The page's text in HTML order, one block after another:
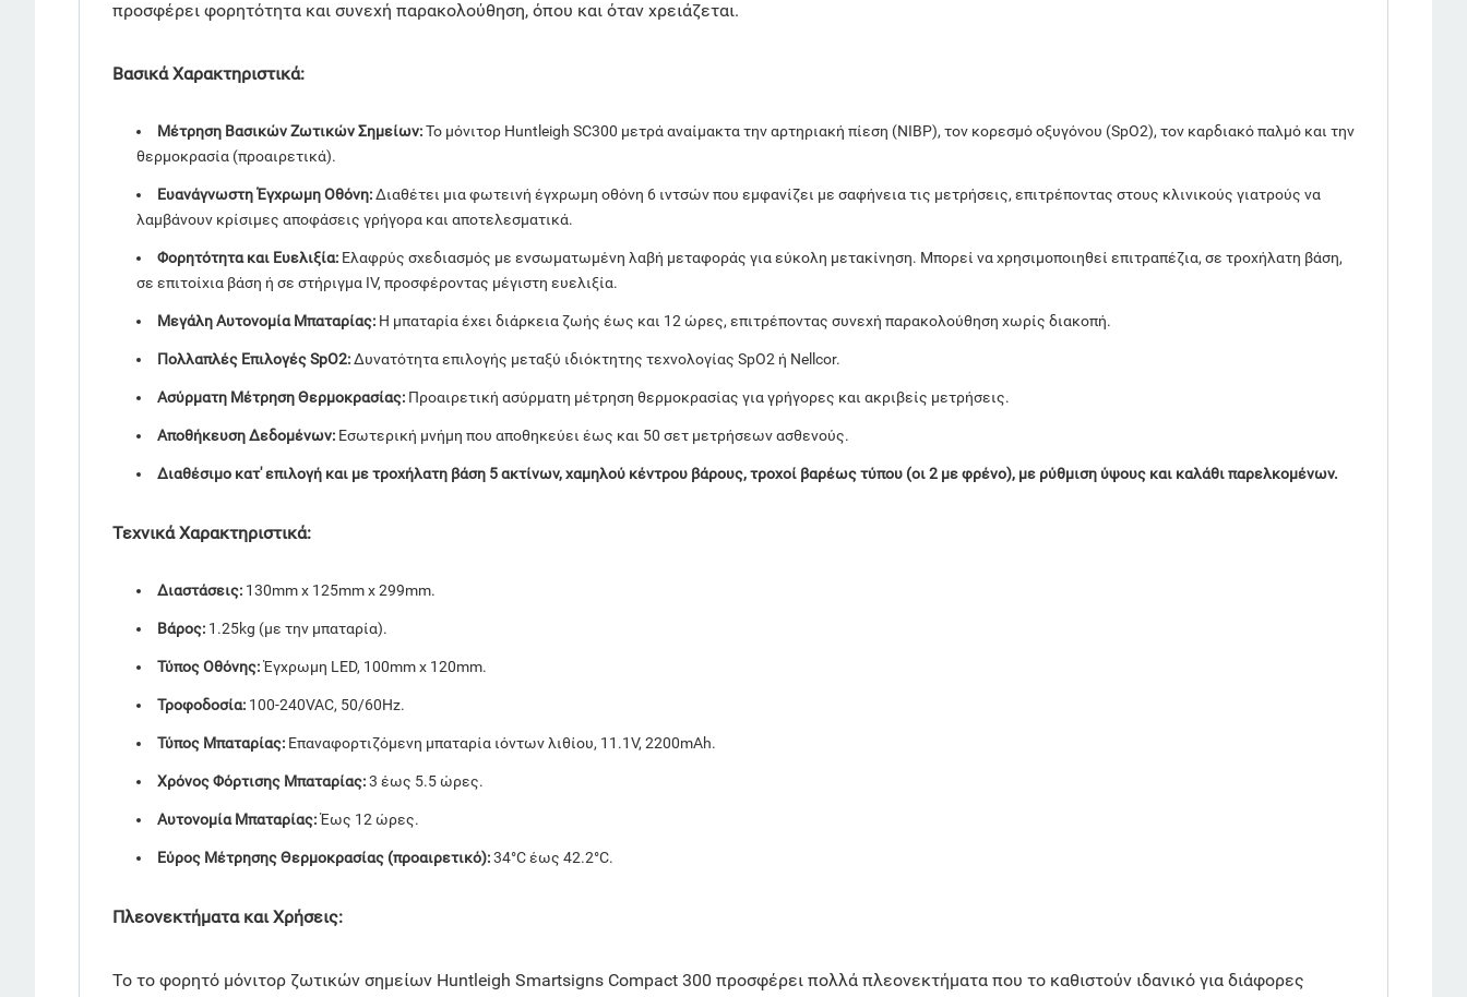
προσφέρει φορητότητα και συνεχή παρακολούθηση, όπου και όταν χρειάζεται.
Βασικά Χαρακτηριστικά:
Μέτρηση Βασικών Ζωτικών Σημείων:Το μόνιτορ Huntleigh SC300 μετρά αναίμακτα την αρτηριακή πίεση (NIBP), τον κορεσμό οξυγόνου (SpO2), τον καρδιακό παλμό και την
θερμοκρασία (προαιρετικά).
Ευανάγνωστη Έγχρωμη Οθόνη:Διαθέτει μια φωτεινή έγχρωμη οθόνη 6 ιντσών που εμφανίζει με σαφήνεια τις μετρήσεις, επιτρέποντας στους κλινικούς γιατρούς να
λαμβάνουν κρίσιμες αποφάσεις γρήγορα και αποτελεσματικά.
Φορητότητα και Ευελιξία: Ελαφρύς σχεδιασμός με ενσωματωμένη λαβή μεταφοράς για εύκολη μετακίνηση. Μπορεί να χρησιμοποιηθεί επιτραπέζια, σε τροχήλατη βάση,
σε επιτοίχια βάση ή σε στήριγμα IV, προσφέροντας μέγιστη ευελιξία.
Μεγάλη Αυτονομία Μπαταρίας: Η μπαταρία έχει διάρκεια ζωής έως και 12 ώρες, επιτρέποντας συνεχή παρακολούθηση χωρίς διακοπή.
Πολλαπλές Επιλογές SpO2:Δυνατότητα επιλογής μεταξύ ιδιόκτητης τεχνολογίας SpO2 ή Nellcor.
Ασύρματη Μέτρηση Θερμοκρασίας: Προαιρετική ασύρματη μέτρηση θερμοκρασίας για γρήγορες και ακριβείς μετρήσεις.
Αποθήκευση Δεδομένων: Εσωτερική μνήμη που αποθηκεύει έως και 50 σετ μετρήσεων ασθενούς.
Διαθέσιμο κατ' επιλογή και με τροχήλατη βάση 5 ακτίνων, χαμηλού κέντρου βάρους, τροχοί βαρέως τύπου (οι 2 με φρένο), με ρύθμιση ύψους και καλάθι παρελκομένων.
Τεχνικά Χαρακτηριστικά:
Διαστάσεις: 130mm x 125mm x 299mm.
Βάρος: 1.25kg (με την μπαταρία).
Τύπος Οθόνης:Έγχρωμη LED, 100mm x 120mm.
Τροφοδοσία: 100-240VAC, 50/60Hz.
Τύπος Μπαταρίας: Επαναφορτιζόμενη μπαταρία ιόντων λιθίου, 11.1V, 2200mAh.
Χρόνος Φόρτισης Μπαταρίας:3 έως 5.5 ώρες.
Αυτονομία Μπαταρίας:Έως 12 ώρες.
Εύρος Μέτρησης Θερμοκρασίας (προαιρετικό):34°C έως 42.2°C.
Πλεονεκτήματα και Χρήσεις:
Το το φορητό μόνιτορ ζωτικών σημείων Huntleigh Smartsigns Compact 300 προσφέρει πολλά πλεονεκτήματα που το καθιστούν ιδανικό για διάφορες